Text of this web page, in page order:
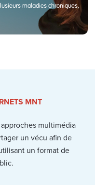
maladies chroniques,
MNT
multimédia
un vécu afin de
un format de